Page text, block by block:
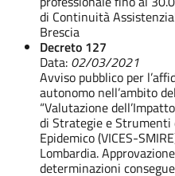
di Continuità
Brescia
Decreto 127
Data: 02/03/2021
Avviso pubblico per
autonomo nell’ambito
“Valutazione
di Strategie e Strumenti
Epidemico (VICES-
Lombardia.
determinazioni